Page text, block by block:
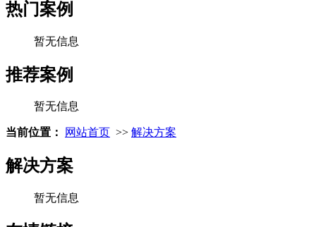
热门案例
暂无信息
推荐案例
暂无信息
当前位置： 网站首页 >> 解决方案
解决方案
暂无信息